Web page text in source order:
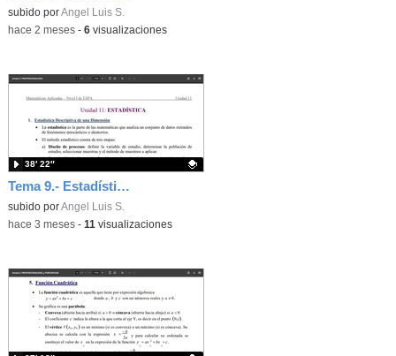
Contenido educativo.
subido porAngel Luis S.
-hace 2 meses- 6visualizaciones
Tema 9.- Estadística 1ª Sesión 12-05-2026
Contenido educativo.
subido porAngel Luis S.
38′ 22″
-hace 3 meses- 11 visualizaciones